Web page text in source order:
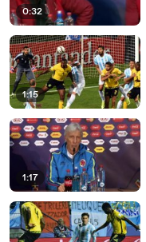
0:32
1:15
1:17